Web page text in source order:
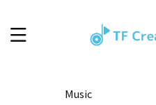
Music